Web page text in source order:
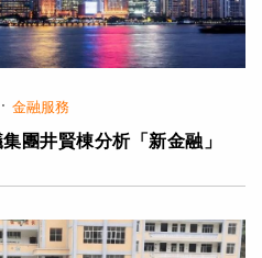
· 金融服務
團井賢棟分析「新金融」